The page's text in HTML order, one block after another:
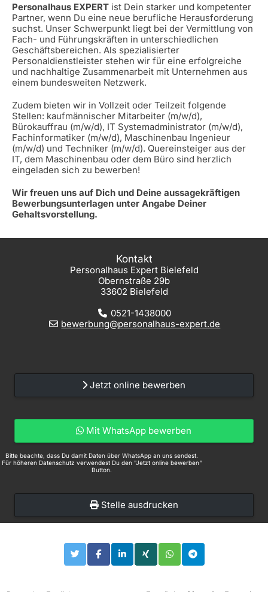
Personalhaus EXPERT ist Dein starker und kompetenter
Partner, wenn Du eine neue berufliche Herausforderung
suchst. Unser Schwerpunkt liegt bei der Vermittlung von
Fach- und Führungskräften in unterschiedlichen
Geschäftsbereichen. Als spezialisierter
Personaldienstleister stehen wir für eine erfolgreiche
und nachhaltige Zusammenarbeit mit Unternehmen aus
einem bundesweiten Netzwerk.
Zudem bieten wir in Vollzeit oder Teilzeit folgende
Stellen: kaufmännischer Mitarbeiter (m/w/d),
Bürokauffrau (m/w/d), IT Systemadministrator (m/w/d),
Fachinformatiker (m/w/d), Maschinenbau Ingenieur
(m/w/d) und Techniker (m/w/d). Quereinsteiger aus der
IT, dem Maschinenbau oder dem Büro sind herzlich
eingeladen sich zu bewerben!
Wir freuen uns auf Dich und Deine aussagekräftigen
Bewerbungsunterlagen unter Angabe Deiner
Gehaltsvorstellung.
Kontakt
Personalhaus Expert Bielefeld
Obernstraße 29b
33602 Bielefeld
0521-1438000
bewerbung@personalhaus-expert.de
Jetzt online bewerben
Mit WhatsApp bewerben
Bitte beachte, dass Du damit Daten über WhatsApp an uns sendest.
Für höheren Datenschutz verwendest Du den "Jetzt online bewerben"
Button.
Stelle ausdrucken